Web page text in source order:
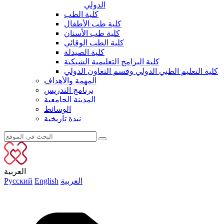
الدولي
كلية الطب
كلية طب الأطفال
كلية طب الأسنان
كلية الطب الوقائي
كلية الصيدلة
كلية البرامج التعليمية الشبكية
كلية التعليم الطبي الدولي وقسم التعاون الدولي
المهمة والأهداف
برنامج التدريس
المدينة الجامعية
الوسائط
نبذة تاريخية
العربية
Русский English العربية